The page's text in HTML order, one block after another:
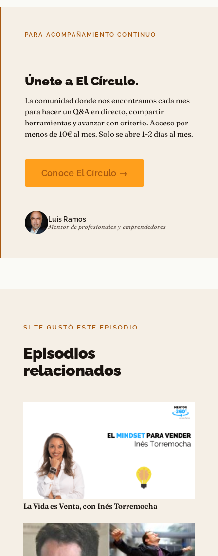
PARA ACOMPAÑAMIENTO CONTINUO
Únete a El Círculo.
La comunidad donde nos encontramos cada mes
para hacer un Q&A en directo, compartir
herramientas y avanzar con criterio. Acceso por
menos de 10€ al mes. Solo se abre 1-2 días al mes.
Conoce El Círculo →
Luis Ramos
Mentor de profesionales y emprendedores
SI TE GUSTÓ ESTE EPISODIO
Episodios
relacionados
La Vida es Venta, con Inés Torremocha